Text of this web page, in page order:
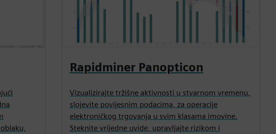
Rapidminer Panopticon
Vizualizirajte tržišne aktivnosti u stvarnom vremenu,
slojevite povijesnim podacima, za operacije
elektroničkog trgovanja u svim klasama imovine.
Steknite vrijedne uvide, upravljajte rizikom i